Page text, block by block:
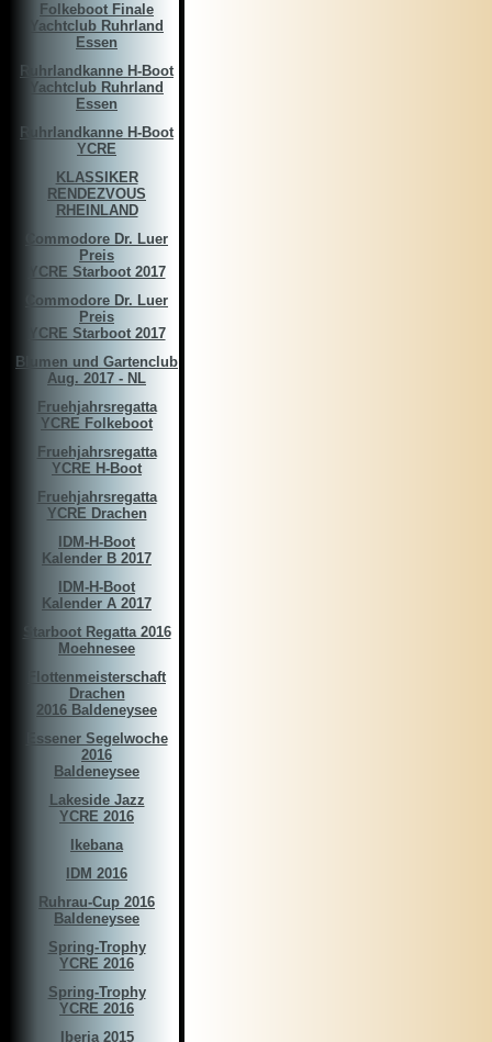
Folkeboot Finale
Yachtclub Ruhrland
Essen
Ruhrlandkanne H-Boot
Yachtclub Ruhrland
Essen
Ruhrlandkanne H-Boot
YCRE
KLASSIKER
RENDEZVOUS
RHEINLAND
Commodore Dr. Luer
Preis
YCRE Starboot 2017
Commodore Dr. Luer
Preis
YCRE Starboot 2017
Blumen und Gartenclub
Aug. 2017 - NL
Fruehjahrsregatta
YCRE Folkeboot
Fruehjahrsregatta
YCRE H-Boot
Fruehjahrsregatta
YCRE Drachen
IDM-H-Boot
Kalender B 2017
IDM-H-Boot
Kalender A 2017
Starboot Regatta 2016
Moehnesee
Flottenmeisterschaft
Drachen
2016 Baldeneysee
Essener Segelwoche
2016
Baldeneysee
Lakeside Jazz
YCRE 2016
Ikebana
IDM 2016
Ruhrau-Cup 2016
Baldeneysee
Spring-Trophy
YCRE 2016
Spring-Trophy
YCRE 2016
Iberia 2015